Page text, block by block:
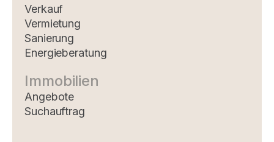
Verkauf
Vermietung
Sanierung
Energieberatung
Immobilien
Angebote
Suchauftrag